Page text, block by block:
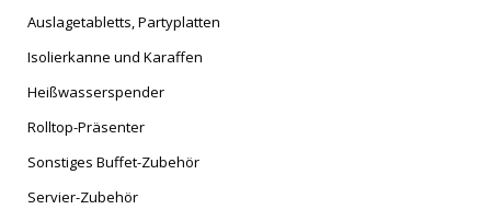
Auslagetabletts, Partyplatten
Isolierkanne und Karaffen
Heißwasserspender
Rolltop-Präsenter
Sonstiges Buffet-Zubehör
Servier-Zubehör